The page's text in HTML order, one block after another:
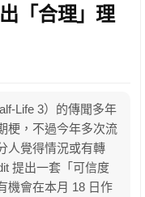
「合理」理
Life 3）的傳聞多年
梗，不過今年多次流
人覺得情況或有轉
提出一套「可信度
機會在本月 18 日作